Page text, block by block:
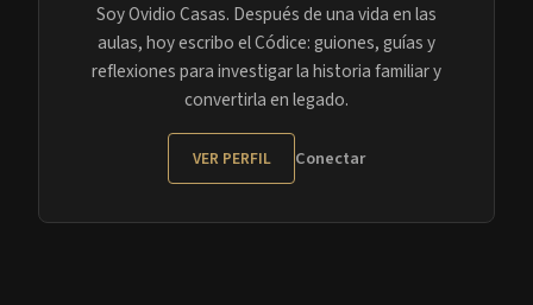
Soy Ovidio Casas. Después de una vida en las
aulas, hoy escribo el Códice: guiones, guías y
reflexiones para investigar la historia familiar y
convertirla en legado.
VER PERFIL Conectar